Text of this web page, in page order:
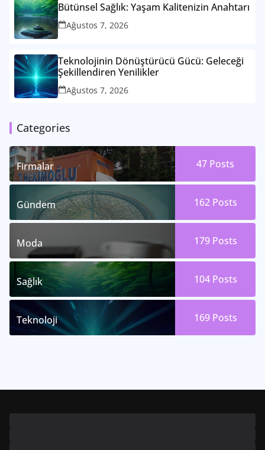
Bütünsel Sağlık: Yaşam Kalitenizin Anahtarı
Ağustos 7, 2026
Teknolojinin Dönüştürücü Gücü: Geleceği
Şekillendiren Yenilikler
Ağustos 7, 2026
Categories
Firmalar 47 Posts
Gündem 162 Posts
Moda 179 Posts
Sağlık 104 Posts
Teknoloji 169 Posts